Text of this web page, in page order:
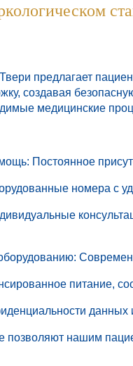
предлагает
создавая
медицинские
: Постоянное
номера с
:
питание,
позволяют нашим